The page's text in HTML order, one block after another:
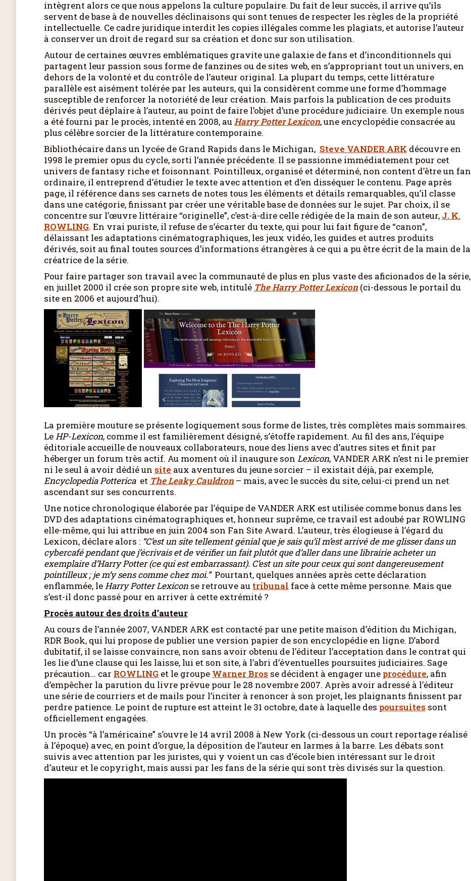
intègrent alors ce que nous appelons la culture populaire. Du fait de leur succès, il arrive qu’ils
servent de base à de nouvelles déclinaisons qui sont tenues de respecter les règles de la propriété
intellectuelle. Ce cadre juridique interdit les copies illégales comme les plagiats, et autorise l’auteur
à conserver un droit de regard sur sa création et donc sur son utilisation.
Autour de certaines œuvres emblématiques gravite une galaxie de fans et d’inconditionnels qui
partagent leur passion sous forme de fanzines ou de sites web, en s’appropriant tout un univers, en
dehors de la volonté et du contrôle de l’auteur original. La plupart du temps, cette littérature
parallèle est aisément tolérée par les auteurs, qui la considèrent comme une forme d’hommage
susceptible de renforcer la notoriété de leur création. Mais parfois la publication de ces produits
dérivés peut déplaire à l’auteur, au point de faire l’objet d’une procédure judiciaire. Un exemple nous
a été fourni par le procès, intenté en 2008, auHarry Potter Lexicon, une encyclopédie consacrée au
plus célèbre sorcier de la littérature contemporaine.
Bibliothécaire dans un lycée de Grand Rapids dans le Michigan, Steve VANDER ARK découvre en
1998 le premier opus du cycle, sorti l’année précédente. Il se passionne immédiatement pour cet
univers de fantasy riche et foisonnant. Pointilleux, organisé et déterminé, non content d’être un fan
ordinaire, il entreprend d’étudier le texte avec attention et d’en disséquer le contenu. Page après
page, il référence dans ses carnets de notes tous les éléments et détails remarquables, qu’il classe
dans une catégorie, finissant par créer une véritable base de données sur le sujet. Par choix, il se
concentre sur l’œuvre littéraire “originelle”, c’est-à-dire celle rédigée de la main de son auteur, J. K.
ROWLING. En vrai puriste, il refuse de s’écarter du texte, qui pour lui fait figure de “canon”,
délaissant les adaptations cinématographiques, les jeux vidéo, les guides et autres produits
dérivés, soit au final toutes sources d’informations étrangères à ce qui a pu être écrit de la main de la
créatrice de la série.
Pour faire partager son travail avec la communauté de plus en plus vaste des aficionados de la série,
en juillet 2000 il crée son propre site web, intitulé The Harry Potter Lexicon (ci-dessous le portail du
site en 2006 et aujourd’hui).
La première mouture se présente logiquement sous forme de listes, très complètes mais sommaires.
LeHP-Lexicon, comme il est familièrement désigné, s’étoffe rapidement. Au fil des ans, l’équipe
éditoriale accueille de nouveaux collaborateurs, noue des liens avec d’autres sites et finit par
héberger un forum très actif. Au moment où il inaugure son Lexicon, VANDER ARK n’est ni le premier
ni le seul à avoir dédié un site aux aventures du jeune sorcier – il existait déjà, par exemple,
Encyclopedia Pottericaet The Leaky Cauldron – mais, avec le succès du site, celui-ci prend un net
ascendant sur ses concurrents.
Une notice chronologique élaborée par l’équipe de VANDER ARK est utilisée comme bonus dans les
DVD des adaptations cinématographiques et, honneur suprême, ce travail est adoubé par ROWLING
elle-même, qui lui attribue en juin 2004 son Fan Site Award. L’auteur, très élogieuse à l’égard du
Lexicon, déclare alors : “C’est un site tellement génial que je sais qu’il m’est arrivé de me glisser dans un
cybercafé pendant que j’écrivais et de vérifier un fait plutôt que d’aller dans une librairie acheter un
exemplaire d’Harry Potter (ce qui est embarrassant). C’est un site pour ceux qui sont dangereusement
pointilleux ; je m’y sens comme chez moi.” Pourtant, quelques années après cette déclaration
enflammée, leHarry Potter Lexicon se retrouve au tribunal face à cette même personne. Mais que
s’est-il donc passé pour en arriver à cette extrémité ?
Procès autour des droits d’auteur
Au cours de l’année 2007, VANDER ARK est contacté par une petite maison d’édition du Michigan,
RDR Book, qui lui propose de publier une version papier de son encyclopédie en ligne. D’abord
dubitatif, il se laisse convaincre, non sans avoir obtenu de l’éditeur l’acceptation dans le contrat qui
les lie d’une clause qui les laisse, lui et son site, à l’abri d’éventuelles poursuites judiciaires. Sage
précaution… car ROWLING et le groupe Warner Bros se décident à engager une procédure, afin
d’empêcher la parution du livre prévue pour le 28 novembre 2007. Après avoir adressé à l’éditeur
une série de courriers et de mails pour l’inciter à renoncer à son projet, les plaignants finissent par
perdre patience. Le point de rupture est atteint le 31 octobre, date à laquelle des poursuites sont
officiellement engagées.
Un procès “à l’américaine” s’ouvre le 14 avril 2008 à New York (ci-dessous un court reportage réalisé
à l’époque) avec, en point d’orgue, la déposition de l’auteur en larmes à la barre. Les débats sont
suivis avec attention par les juristes, qui y voient un cas d’école bien intéressant sur le droit
d’auteur et le copyright, mais aussi par les fans de la série qui sont très divisés sur la question.